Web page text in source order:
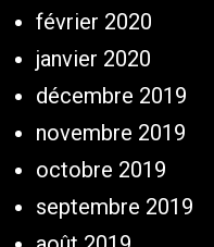
février 2020
janvier 2020
décembre 2019
novembre 2019
octobre 2019
septembre 2019